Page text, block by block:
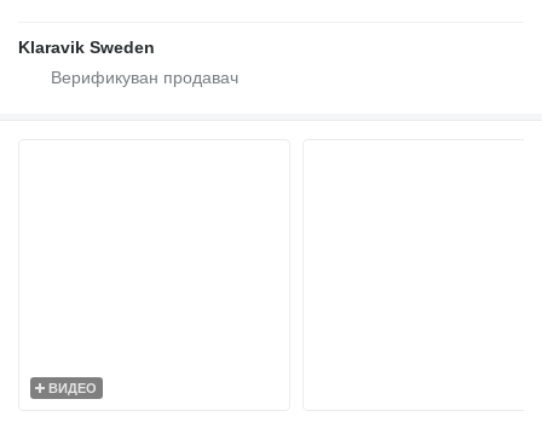
Klaravik Sweden
ВИДЕО